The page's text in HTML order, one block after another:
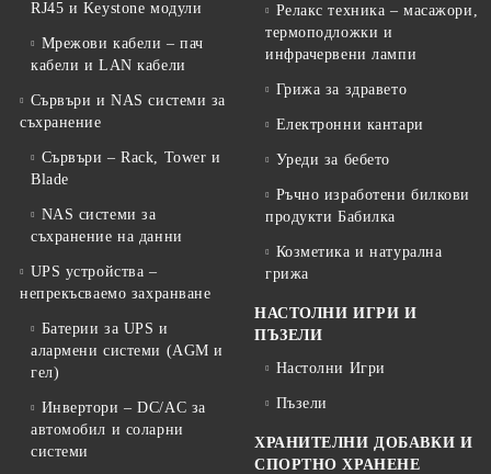
RJ45 и Keystone модули
Мрежови кабели – пач
кабели и LAN кабели
Сървъри и NAS системи за
съхранение
Сървъри – Rack, Tower и
Blade
NAS системи за
съхранение на данни
UPS устройства –
непрекъсваемо захранване
Батерии за UPS и
алармени системи (AGM и
гел)
Инвертори – DC/AC за
автомобил и соларни
системи
Релакс техника – масажори,
термоподложки и
инфрачервени лампи
Грижа за здравето
Електронни кантари
Уреди за бебето
Ръчно изработени билкови
продукти Бабилка
Козметика и натурална
грижа
НАСТОЛНИ ИГРИ И
ПЪЗЕЛИ
Настолни Игри
Пъзели
ХРАНИТЕЛНИ ДОБАВКИ И
СПОРТНО ХРАНЕНЕ